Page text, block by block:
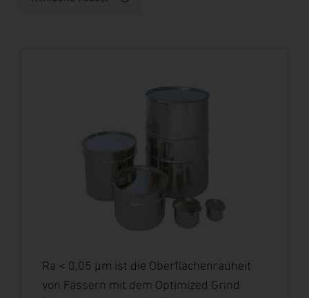
Ra < 0,05 µm ist die Oberflächenrauheit
von Fässern mit dem Optimized Grind